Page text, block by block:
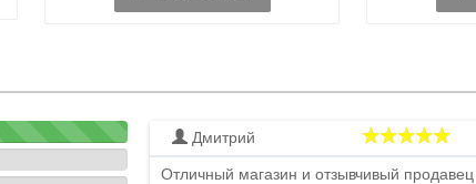
Дмитрий
Отличный магазин и отзывчивый